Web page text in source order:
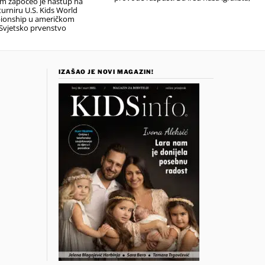
U.S. Kids World
u američkom
prvenstvo
IZAŠAO JE NOVI MAGAZIN!